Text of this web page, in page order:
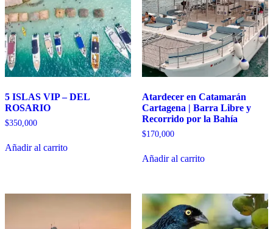
5 ISLAS VIP – DEL
ROSARIO
$350,000
Añadir al carrito
Atardecer en Catamarán
Cartagena | Barra Libre y
Recorrido por la Bahía
$170,000
Añadir al carrito